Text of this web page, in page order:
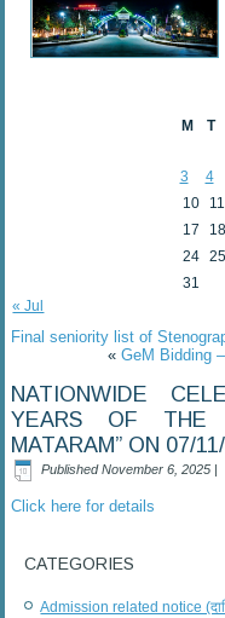
M
T
3
4
10
11
17
18
24 25
31
« Jul
Final seniority list of
« GeM Bidding
NATIONWIDE
YEARS OF THE
MATARAM” ON 07/
Published November 6, 2025 |
Click here for details
CATEGORIES
Admission related notice